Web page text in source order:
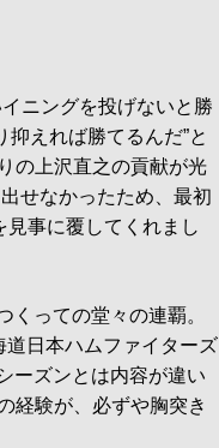
ニングを投げないと勝
えれば勝てるんだ”と
の上沢直之の貢献が光
せなかったため、最初
見事に覆してくれまし
っての堂々の連覇。
日本ハムファイターズ
ーズンとは内容が違い
経験が、必ずや胸突き